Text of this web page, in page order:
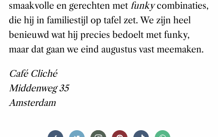
smaakvolle en gerechten met funkycombinaties,
die hij in familiestijl op tafel zet. We zijn heel
benieuwd wat hij precies bedoelt met funky,
maar dat gaan we eind augustus vast meemaken.
Café Cliché
Middenweg 35
Amsterdam